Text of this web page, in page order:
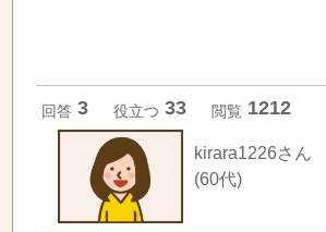
回答 3 役立つ 33 閲覧 1212
kirara1226さん
(60代)